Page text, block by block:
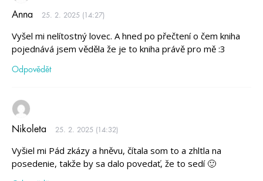
Anna 25. 2. 2025 (14:27)
Vyšel mi nelítostný lovec. A hned po přečtení o čem kniha
pojednává jsem věděla že je to kniha právě pro mě :3
Odpovědět
Nikoleta 25. 2. 2025 (14:32)
Vyšiel mi Pád zkázy a hněvu, čítala som to a zhltla na
posedenie, takže by sa dalo povedať, že to sedí 🙂